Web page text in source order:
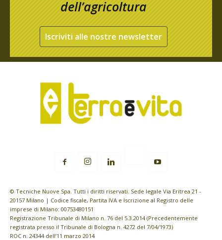
dell’agricoltura
Iscriviti alle nostre newsletter
© Tecniche Nuove Spa. Tutti i diritti riservati. Sede legale Via Eritrea 21 -
20157 Milano | Codice fiscale, Partita IVA e Iscrizione al Registro delle
imprese di Milano: 00753480151
Registrazione Tribunale di Milano n. 76 del 5.3.2014 (Precedentemente
registrata presso il Tribunale di Bologna n. 4272 del 7/04/1973)
ROC n. 24344 dell’11 marzo 2014